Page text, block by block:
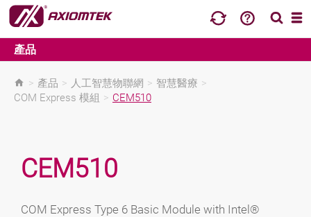
產品
> 產品 > 人工智慧物聯網 > 智慧醫療 >
COM Express 模組 > CEM510
CEM510
COM Express Type 6 Basic Module with Intel®